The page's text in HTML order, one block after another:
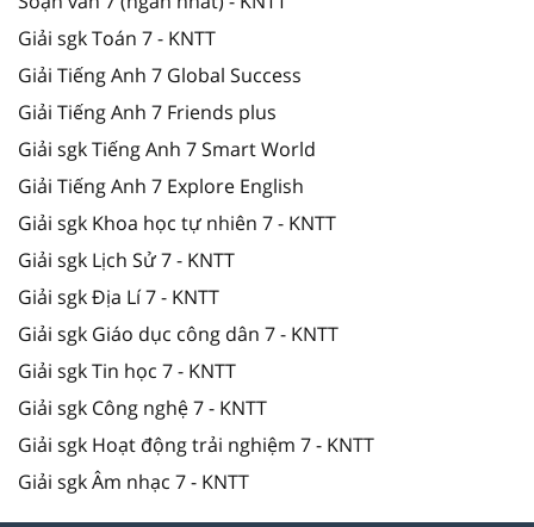
Giải sgk Toán 7 - KNTT
Giải Tiếng Anh 7 Global Success
Giải Tiếng Anh 7 Friends plus
Giải sgk Tiếng Anh 7 Smart World
Giải Tiếng Anh 7 Explore English
Giải sgk Khoa học tự nhiên 7 - KNTT
Giải sgk Lịch Sử 7 - KNTT
Giải sgk Địa Lí 7 - KNTT
Giải sgk Giáo dục công dân 7 - KNTT
Giải sgk Tin học 7 - KNTT
Giải sgk Công nghệ 7 - KNTT
Giải sgk Hoạt động trải nghiệm 7 - KNTT
Giải sgk Âm nhạc 7 - KNTT